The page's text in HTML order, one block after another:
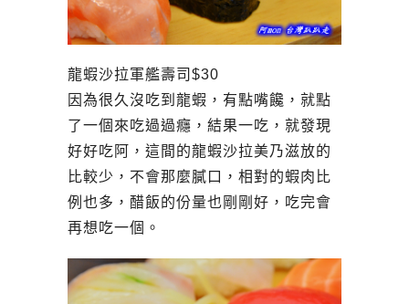
龍蝦沙拉軍艦壽司$30
因為很久沒吃到龍蝦，有點嘴饞，就點
了一個來吃過過癮，結果一吃，就發現
好好吃阿，這間的龍蝦沙拉美乃滋放的
比較少，不會那麼膩口，相對的蝦肉比
例也多，醋飯的份量也剛剛好，吃完會
再想吃一個。